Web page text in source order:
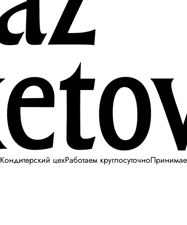
Кондитерский цехРаботаем круглосуточно